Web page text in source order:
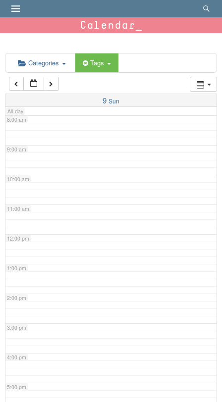
Calendar
Categories Tags
9 Sun
All-day
6:00 am
7:00 am
8:00 am
9:00 am
10:00 am
11:00 am
12:00 pm
1:00 pm
2:00 pm
3:00 pm
4:00 pm
5:00 pm